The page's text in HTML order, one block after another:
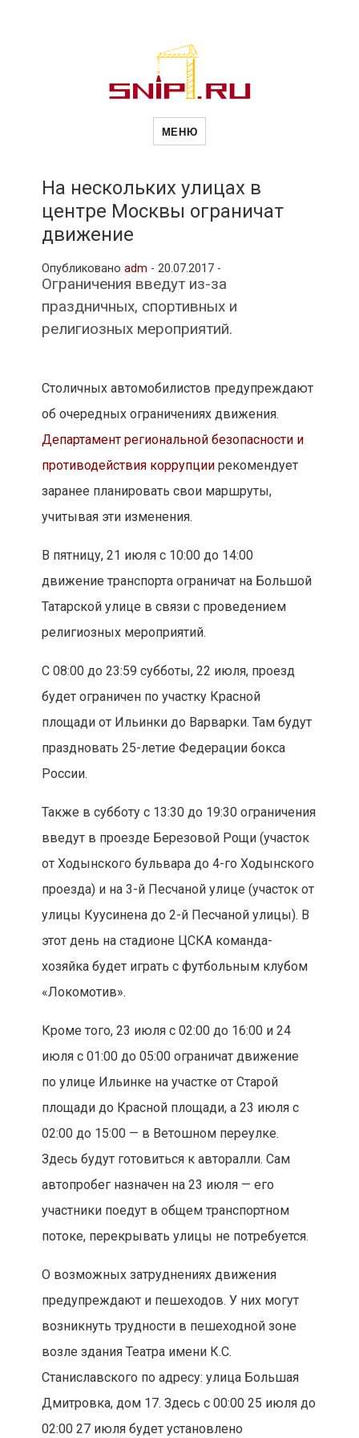
Новости
и
рубрики
МЕНЮ
На нескольких улицах в
центре Москвы ограничат
движение
Опубликовано adm - 20.07.2017 -
Ограничения введут из-за
праздничных, спортивных и
религиозных мероприятий.
Столичных автомобилистов предупреждают
об очередных ограничениях движения.
Департамент региональной безопасности и
противодействия коррупциирекомендует
заранее планировать свои маршруты,
учитывая эти изменения.
В пятницу, 21 июля с 10:00 до 14:00
движение транспорта ограничат на Большой
Татарской улице в связи с проведением
религиозных мероприятий.
С 08:00 до 23:59 субботы, 22 июля, проезд
будет ограничен по участку Красной
площади от Ильинки до Варварки. Там будут
праздновать 25-летие Федерации бокса
России.
Также в субботу с 13:30 до 19:30 ограничения
введут в проезде Березовой Рощи (участок
от Ходынского бульвара до 4-го Ходынского
проезда) и на 3-й Песчаной улице (участок от
улицы Куусинена до 2-й Песчаной улицы). В
этот день на стадионе ЦСКА команда-
хозяйка будет играть с футбольным клубом
«Локомотив».
Кроме того, 23 июля с 02:00 до 16:00 и 24
июля с 01:00 до 05:00 ограничат движение
по улице Ильинке на участке от Старой
площади до Красной площади, а 23 июля с
02:00 до 15:00 — в Ветошном переулке.
Здесь будут готовиться к авторалли. Сам
автопробег назначен на 23 июля — его
участники поедут в общем транспортном
потоке, перекрывать улицы не потребуется.
О возможных затруднениях движения
предупреждают и пешеходов. У них могут
возникнуть трудности в пешеходной зоне
возле здания Театра имени К.С.
Станиславского по адресу: улица Большая
Дмитровка, дом 17. Здесь с 00:00 25 июля до
02:00 27 июля будет установлено